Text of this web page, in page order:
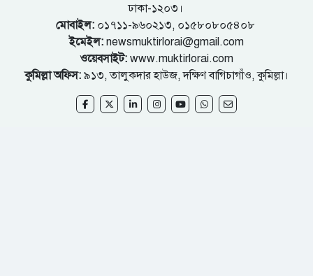
ঢাকা-১২০৩।
মোবাইল:০১৭১১-৯৬০২১৩, ০১৫৮০৮০৫৪০৮
ইমেইল: newsmuktirlorai@gmail.com
ওয়েবসাইট: www.muktirlorai.com
কুমিল্লা অফিস: ৯১৩, তালুকদার হাউজ, দক্ষিণ বাগিচাগাঁও, কুমিল্লা।